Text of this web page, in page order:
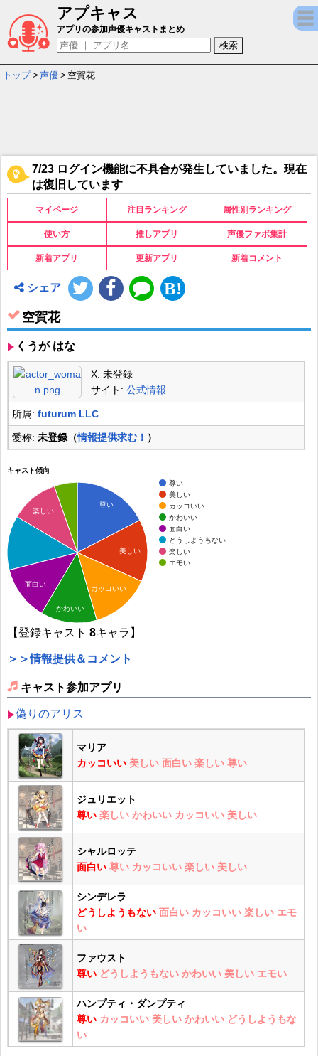
アプキャス
空賀花 - 担当ゲームキャラ一覧情報
アプリの参加声優キャストまとめ
トップ > 声優 > 空賀花
7/23 ログイン機能に不具合が発生していました。現在
は復旧しています
マイページ 注目ランキング 属性別ランキング
使い方 推しアプリ 声優ファボ集計
新着アプリ 更新アプリ 新着コメント
シェア
空賀花
くうが はな
X: 未登録
サイト: 公式情報
所属: futurum LLC
愛称: 未登録（情報提供求む！ ）
キャスト傾向
尊い
美しい
カッコいい
かわいい
面白い
どうしようもない
楽しい
エモい
尊い
美しい
カッコいい
楽しい
面白い
かわいい
【登録キャスト 8キャラ】
＞＞情報提供＆コメント
キャスト参加アプリ
偽りのアリス
マリア
カッコいい 美しい 面白い 楽しい 尊い
ジュリエット
尊い 楽しい かわいい カッコいい 美しい
シャルロッテ
面白い 尊い カッコいい 楽しい 美しい
シンデレラ
どうしようもない 面白い カッコいい 楽しい エモ
い
ファウスト
尊い どうしようもない かわいい 美しい エモい
ハンプティ・ダンプティ
尊い カッコいい 美しい かわいい どうしようもな
い